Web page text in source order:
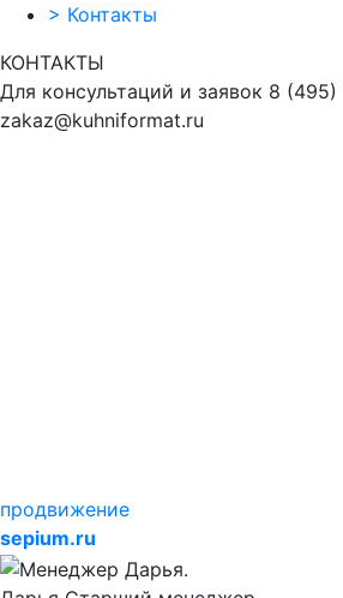
> Контакты
КОНТАКТЫ
Для консультаций и заявок 8 (495)
zakaz@kuhniformat.ru
продвижение
sepium.ru